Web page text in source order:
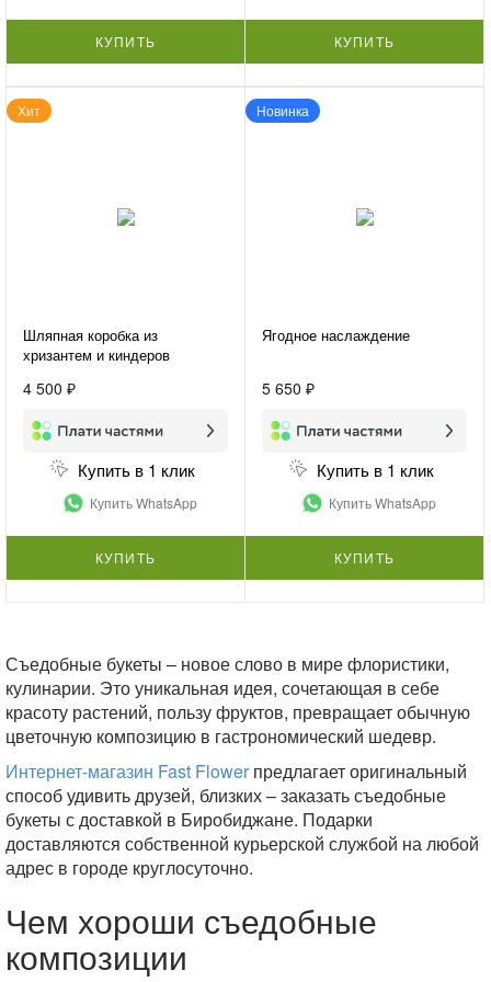
КУПИТЬ КУПИТЬ
Хит
Шляпная коробка из
хризантем и киндеров
4 500 ₽
Купить в 1 клик
Купить WhatsApp
КУПИТЬ
Новинка
Ягодное наслаждение
5 650 ₽
Купить в 1 клик
Купить WhatsApp
КУПИТЬ
Съедобные букеты – новое слово в мире флористики,
кулинарии. Это уникальная идея, сочетающая в себе
красоту растений, пользу фруктов, превращает обычную
цветочную композицию в гастрономический шедевр.
Интернет-магазин Fast Flower предлагает оригинальный
способ удивить друзей, близких – заказать съедобные
букеты с доставкой в Биробиджане. Подарки
доставляются собственной курьерской службой на любой
адрес в городе круглосуточно.
Чем хороши съедобные
композиции